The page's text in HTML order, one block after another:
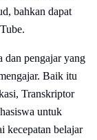
bahkan dapat
dan pengajar yang
Baik itu
Transkriptor
untuk
kecepatan belajar